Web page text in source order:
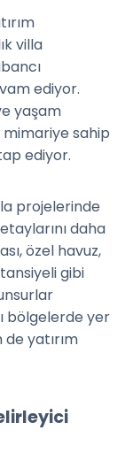
villa
ediyor.
yaşam
sahip
ediyor.
projelerinde
daha
özel havuz,
gibi
bölgelerde yer
yatırım